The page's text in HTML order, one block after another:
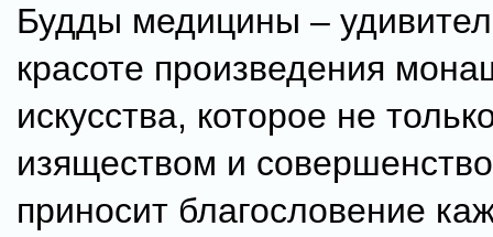
Будды медицины –
красоте произведения
искусства, которое не
изяществом и
приносит благословение